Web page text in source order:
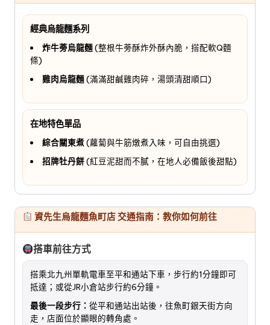
經典烏龍麵系列
炸牛蒡烏龍麵(整根牛蒡酥炸外酥內脆，搭配軟Q麵
條)
雞肉烏龍麵(滿滿甜鹹雞肉碎，湯頭清甜順口)
在地特色單品
綜合關東煮(蘿蔔與牛筋燉煮入味，可自由挑選)
招牌牡丹餅(紅豆泥甜而不膩，在地人必備飯後甜點)
資先生烏龍麵魚町店 交通指南：教你如何前往
搭車前往方式
搭乘北九州單軌電車至平和通站下車，步行約1分鐘即可
抵達；或從JR小倉站步行約6分鐘。
最後一段步行： 從平和通站出站後，往魚町銀天街方向
走，店面位於顯眼的轉角處。